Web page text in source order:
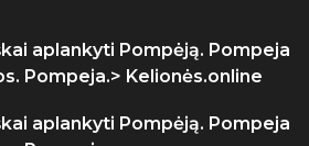
aplankyti Pompėją. Pompeja
Pompeja.> Kelionės.online
aplankyti Pompėją. Pompeja